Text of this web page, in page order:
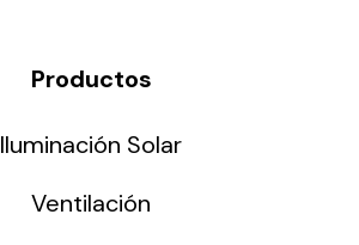
Productos
Iluminación Solar
Ventilación